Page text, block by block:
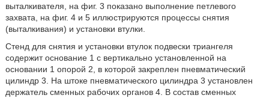
выталкивателя, на фиг. 3 показано выполнение петлевого
захвата, на фиг. 4 и 5 иллюстрируются процессы снятия
(выталкивания) и установки втулки.
Стенд для снятия и установки втулок подвески триангеля
содержит основание 1 с вертикально установленной на
основании 1 опорой 2, в которой закреплен пневматический
цилиндр 3. На штоке пневматического цилиндра 3 установлен
держатель сменных рабочих органов 4. В состав сменных